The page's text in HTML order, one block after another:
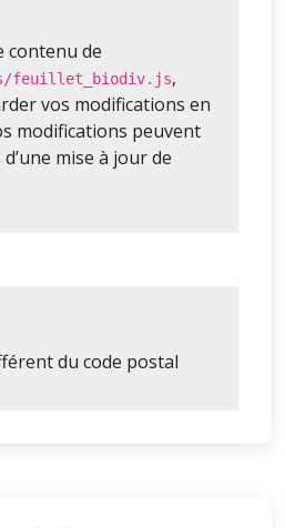
contenu de
feuillet_biodiv.js,
vos modifications en
modifications peuvent
mise à jour de
du code postal